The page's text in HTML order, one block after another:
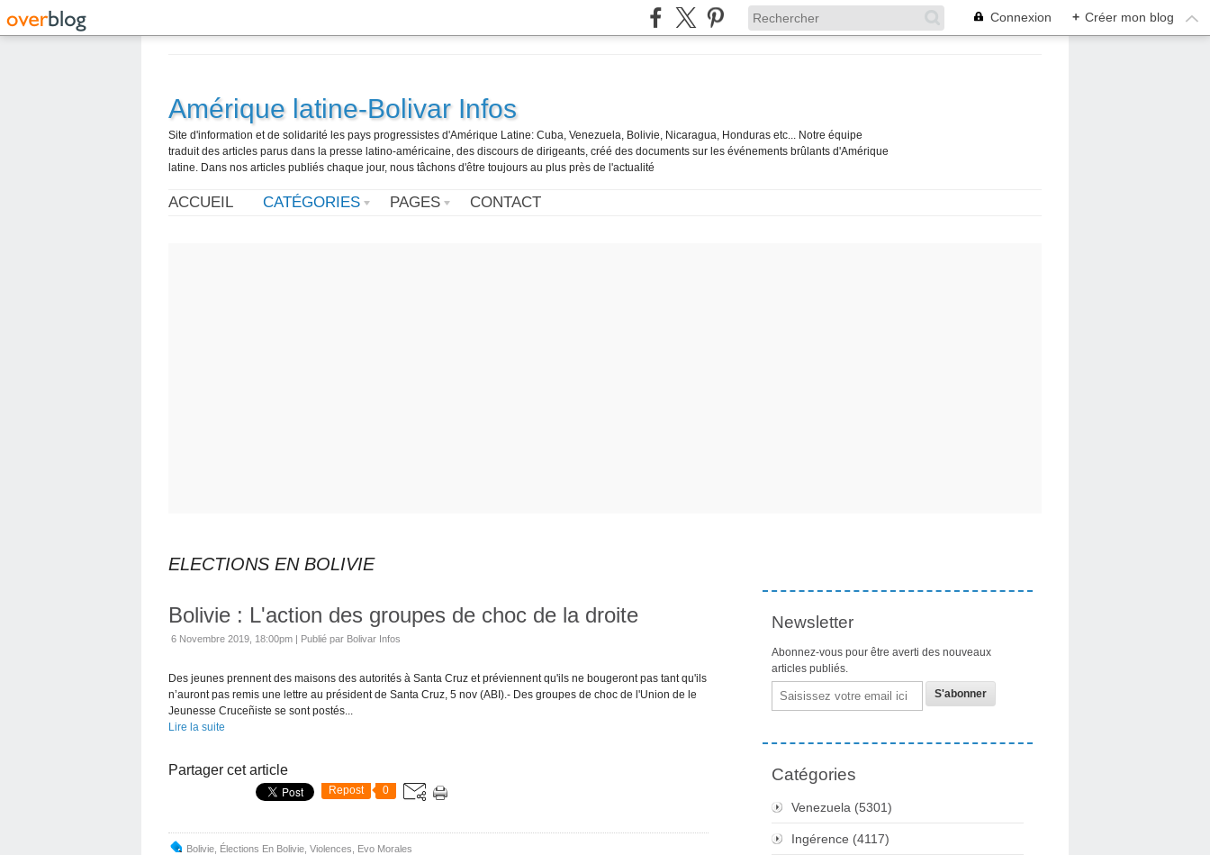
Connexion + Créer mon blog
Amérique latine-Bolivar Infos
Site d'information et de solidarité les pays progressistes d'Amérique Latine: Cuba, Venezuela, Bolivie, Nicaragua, Honduras etc... Notre équipe
traduit des articles parus dans la presse latino-américaine, des discours de dirigeants, créé des documents sur les événements brûlants d'Amérique
latine. Dans nos articles publiés chaque jour, nous tâchons d'être toujours au plus près de l'actualité
ACCUEIL CATÉGORIES PAGES CONTACT
ELECTIONS EN BOLIVIE
Bolivie : L'action des groupes de choc de la droite
6 Novembre 2019, 18:00pm | Publié par Bolivar Infos
Des jeunes prennent des maisons des autorités à Santa Cruz et préviennent qu'ils ne bougeront pas tant qu'ils
n’auront pas remis une lettre au président de Santa Cruz, 5 nov (ABI).- Des groupes de choc de l'Union de le
Jeunesse Cruceñiste se sont postés...
Lire la suite
Partager cet article
Repost 0
Bolivie Élections En Bolivie Violences Evo Morales
Newsletter
Abonnez-vous pour être averti des nouveaux
articles publiés.
Email
Catégories
Venezuela (5301)
Ingérence (4117)